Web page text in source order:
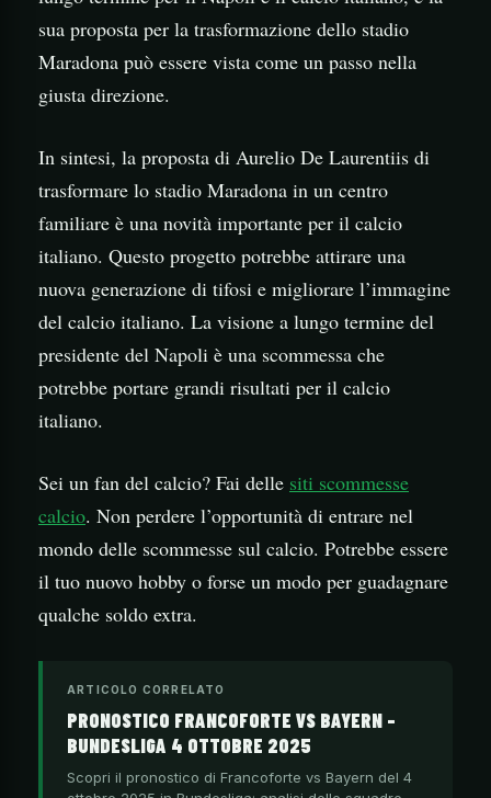
sua proposta per la trasformazione dello stadio
Maradona può essere vista come un passo nella
giusta direzione.
In sintesi, la proposta di Aurelio De Laurentiis di
trasformare lo stadio Maradona in un centro
familiare è una novità importante per il calcio
italiano. Questo progetto potrebbe attirare una
nuova generazione di tifosi e migliorare l’immagine
del calcio italiano. La visione a lungo termine del
presidente del Napoli è una scommessa che
potrebbe portare grandi risultati per il calcio
italiano.
Sei un fan del calcio? Fai delle siti scommesse
calcio. Non perdere l’opportunità di entrare nel
mondo delle scommesse sul calcio. Potrebbe essere
il tuo nuovo hobby o forse un modo per guadagnare
qualche soldo extra.
ARTICOLO CORRELATO
PRONOSTICO FRANCOFORTE VS BAYERN –
BUNDESLIGA 4 OTTOBRE 2025
Scopri il pronostico di Francoforte vs Bayern del 4